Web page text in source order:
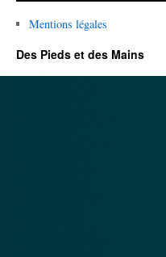
Mentions légales
Des Pieds et des Mains